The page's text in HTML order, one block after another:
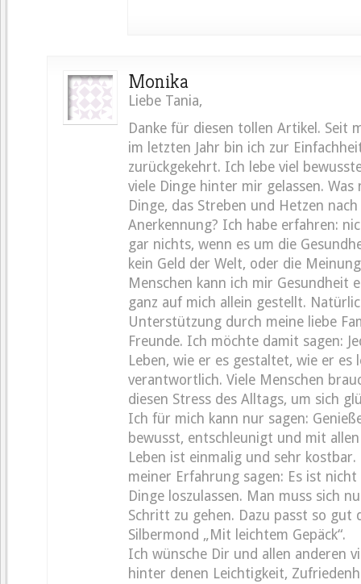
Monika
Liebe Tania,
Danke für diesen tollen Artikel. Seit
im letzten Jahr bin ich zur
zurückgekehrt. Ich lebe viel
viele Dinge hinter mir gelassen.
Dinge, das Streben und Hetzen
Anerkennung? Ich habe erfahren:
gar nichts, wenn es um die
kein Geld der Welt, oder die
Menschen kann ich mir Gesundheit
ganz auf mich allein gestellt.
Unterstützung durch meine liebe
Freunde. Ich möchte damit sagen:
Leben, wie er es gestaltet, wie er es
verantwortlich. Viele Menschen
diesen Stress des Alltags, um sich
Ich für mich kann nur sagen:
bewusst, entschleunigt und mit
Leben ist einmalig und sehr
meiner Erfahrung sagen: Es ist nicht
Dinge loszulassen. Man muss sich
Schritt zu gehen. Dazu passt so gut
Silbermond „Mit leichtem Gepäck“.
Ich wünsche Dir und allen anderen
hinter denen Leichtigkeit,